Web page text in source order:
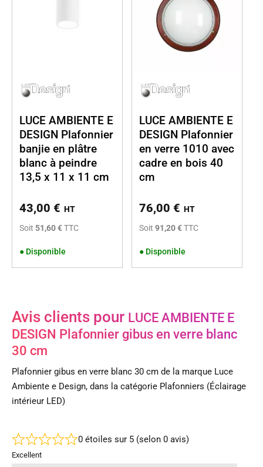
LUCE AMBIENTE E
DESIGN Plafonnier
banjie en plâtre
blanc à peindre
13,5 x 11 x 11 cm
43,00 € HT
Soit 51,60 €TTC
● Disponible
LUCE AMBIENTE E
DESIGN Plafonnier
en verre 1010 avec
cadre en bois 40
cm
76,00 € HT
Soit 91,20 €TTC
● Disponible
Avis clients pour LUCE AMBIENTE E
DESIGN Plafonnier gibus en verre blanc
30 cm
Plafonnier gibus en verre blanc 30 cm de la marque Luce
Ambiente e Design, dans la catégorie Plafonniers (Éclairage
intérieur LED)
0 étoiles sur 5 (selon 0 avis)
Excellent